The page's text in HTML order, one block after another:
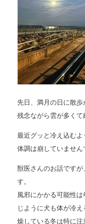
先日、満月の日に散歩
残念ながら雲が多くて
最近グッと冷え込むよ
体調は崩していませ
獣医さんのお話です
す。
風邪にかかる可能性
じように犬も体が冷
燥している冬は特に注